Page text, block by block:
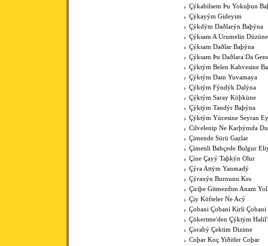
Çýkabilsem Þu Yokuþun
Çýkayým Gideyim
Çýkdým Daðlarýn Baþýna
Çýksam A Urumelin Düzüne
Çýksam Daðlar Baþýna
Çýksam Þu Daðlara Da
Çýktým Belen Kahvesine
Çýktým Dam Yuvamaya
Çýktým Fýndýk Dalýna
Çýktým Saray Köþküne
Çýktým Tandýr Baþýna
Çýktým Yücesine Seyran
Cilvelenip Ne Karþýmda
Çimende Sürü Gazlar
Çimenli Bahçede Bulgur
Çine Çayý Taþkýn Olur
Çýra Attým Yanmadý
Çýranýn Burnunu Kes
Çiriþe Gitmezdim Anam
Çiy Köfteler Ne Acý
Çobani Çobani Kirli Çobani
Çökertme'den Çýktým
Çorabý Çektim Dizime
Coþar Koç Yiðitler Coþar